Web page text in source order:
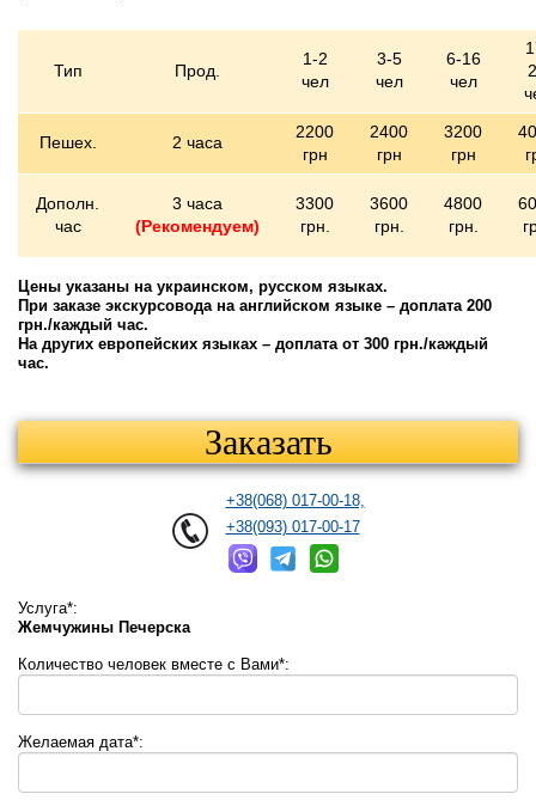
Тип Прод.
1-2
чел
3-5
чел
6-16
чел
Пешех. 2 часа
2200
грн
2400
грн
3200
грн
Дополн.
час
3 часа
(Рекомендуем)
3300
грн.
3600
грн.
4800
грн.
Цены указаны на украинском, русском языках.
При заказе экскурсовода на английском языке – доплата 200
грн./каждый час.
На других европейских языках – доплата от 300 грн./каждый
час.
Заказать
+38(068) 017-00-18,
+38(093) 017-00-17
Услуга*:
Жемчужины Печерска
Количество человек вместе с Вами*:
Желаемая дата*: